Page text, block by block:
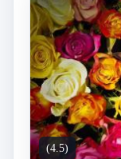
(4.5)